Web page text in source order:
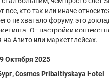
кто так или иначе
не хватало форуму, это
От настройки
на Авито или маркетплейсах.
Октября 2025
Cosmos Pribaltiyskaya Hotel